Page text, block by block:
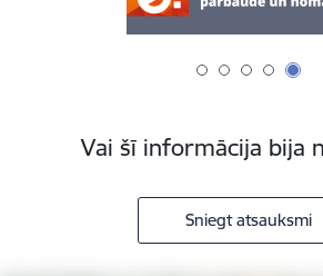
Vai šī informācija bija
Sniegt atsauksmi